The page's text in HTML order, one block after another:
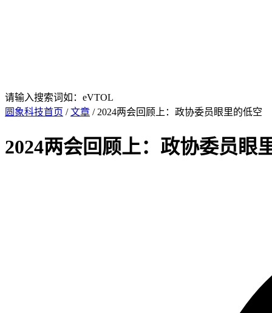
请输入搜索词如：eVTOL
圆象科技首页 /文章 / 2024两会回顾上：政协委员眼里的低空
2024两会回顾上：政协委员眼